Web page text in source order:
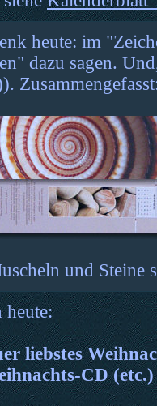
heute: im
dazu sagen.
und Steine
heute:
liebstes
CD